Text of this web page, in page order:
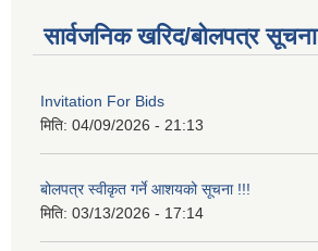
सार्वजनिक खरिद/बोलपत्र सूचना
Invitation For Bids
मिति: 04/09/2026 - 21:13
बोलपत्र स्वीकृत गर्ने आशयको सूचना !!!
मिति: 03/13/2026 - 17:14